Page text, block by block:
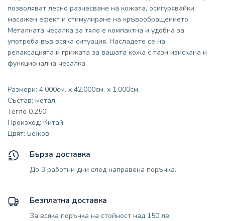
позволяват лесно разчесване на кожата, осигурявайки
масажен ефект и стимулиране на кръвообращението.
Металната чесалка за тяло е компактна и удобна за
употреба във всяка ситуация. Насладете се на
релаксацията и грижата за вашата кожа с тази изискана и
функционална чесалка.
Размери: 4.000см. x 42.000см. x 1.000см.
Състав: метал
Тегло 0.250
Произход: Китай
Цвят: Бежов
Бърза доставка
До 3 работни дни след направена поръчка.
Безплатна доставка
За всяка поръчка на стойност над 150 лв.